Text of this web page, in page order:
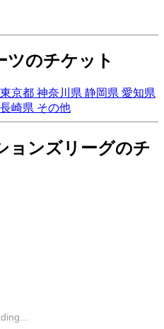
ツのチケット
東京都 神奈川県 静岡県 愛知県
長崎県 その他
ョンズリーグのチ